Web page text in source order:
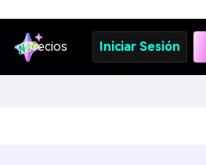
Precios Iniciar Sesión